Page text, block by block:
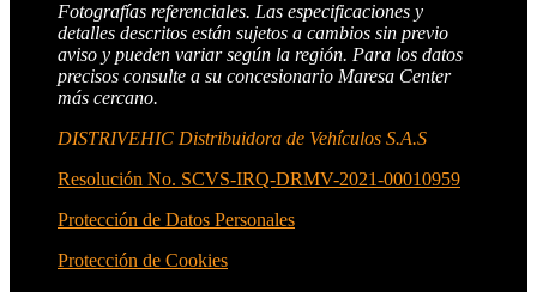
Fotografías referenciales. Las especificaciones y
detalles descritos están sujetos a cambios sin previo
aviso y pueden variar según la región. Para los datos
precisos consulte a su concesionario Maresa Center
más cercano.
DISTRIVEHIC Distribuidora de Vehículos S.A.S
Resolución No. SCVS-IRQ-DRMV-2021-00010959
Protección de Datos Personales
Protección de Cookies